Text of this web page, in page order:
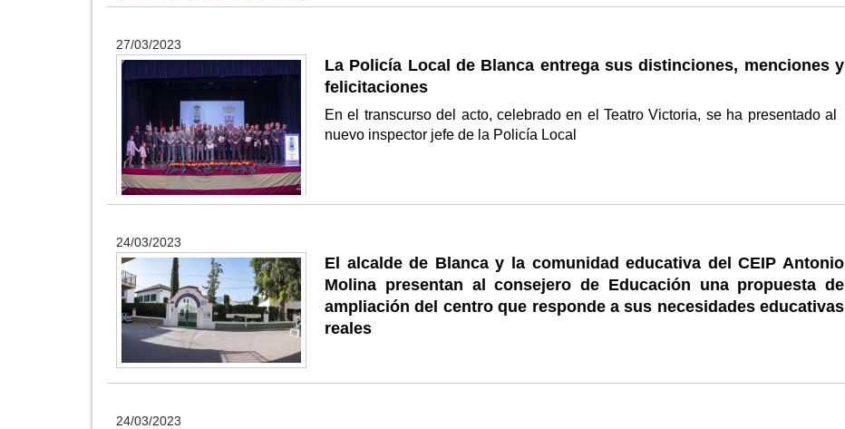
27/03/2023
La Policía Local de Blanca entrega sus distinciones, menciones y
felicitaciones
En el transcurso del acto, celebrado en el Teatro Victoria, se ha presentado al
nuevo inspector jefe de la Policía Local
24/03/2023
El alcalde de Blanca y la comunidad educativa del CEIP Antonio
Molina presentan al consejero de Educación una propuesta de
ampliación del centro que responde a sus necesidades educativas
reales
24/03/2023